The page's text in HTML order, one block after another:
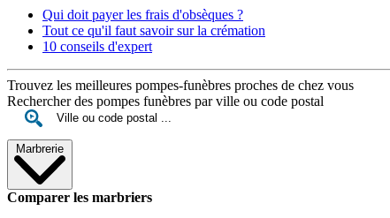
Qui doit payer les frais d'obsèques ?
Tout ce qu'il faut savoir sur la crémation
10 conseils d'expert
Trouvez les meilleures pompes-funèbres proches de chez vous
Rechercher des pompes funèbres par ville ou code postal
Marbrerie
Comparer les marbriers